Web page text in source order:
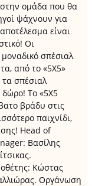
στην ομάδα που θα
ψάχνουν για
είναι
Οι
μοναδικό σπέσιαλ
από το «5Χ5»
τα σπέσιαλ
δώρο! Το «5X5
βράδυ στις
παιχνίδι,
Head of
Βασίλης
Κώστας
Οργάνωση